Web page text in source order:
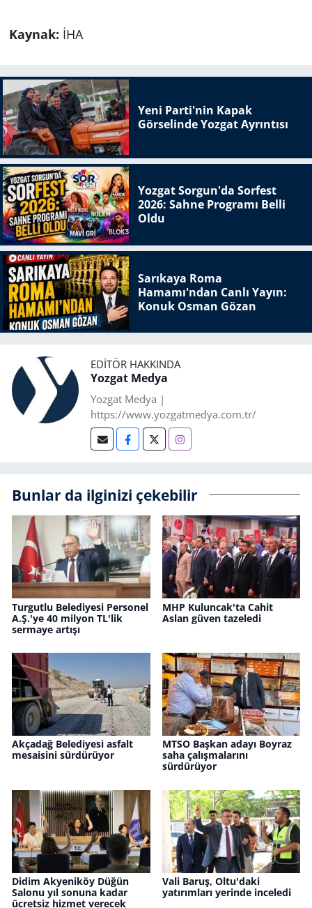
Kaynak: İHA
Yeni Parti'nin Kapak
Görselinde Yozgat Ayrıntısı
Yozgat Sorgun'da Sorfest
2026: Sahne Programı Belli
Oldu
Sarıkaya Roma
Hamamı'ndan Canlı Yayın:
Konuk Osman Gözan
EDITÖR HAKKINDA
Yozgat Medya
Yozgat Medya |
https://www.yozgatmedya.com.tr/
Bunlar da ilginizi çekebilir
Turgutlu Belediyesi Personel
A.Ş.'ye 40 milyon TL'lik
sermaye artışı
MHP Kuluncak'ta Cahit
Aslan güven tazeledi
Akçadağ Belediyesi asfalt
mesaisini sürdürüyor
MTSO Başkan adayı Boyraz
saha çalışmalarını
sürdürüyor
Didim Akyeniköy Düğün
Salonu yıl sonuna kadar
ücretsiz hizmet verecek
Vali Baruş, Oltu'daki
yatırımları yerinde inceledi